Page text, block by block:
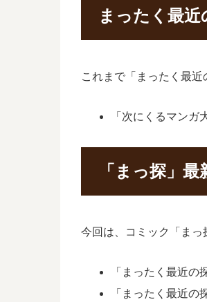
まったく最
これまで「まったく最
「次にくるマン
「まっ探」
今回は、コミック「ま
「まったく最近
「まったく最近